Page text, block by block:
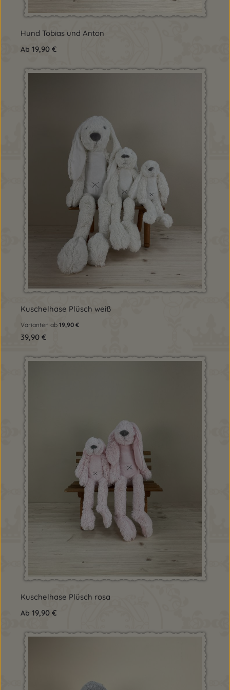
Hund Tobias und Anton
Regulärer Preis:
Ab 19,90 €
Kuschelhase Plüsch weiß
Varianten ab 19,90 €
Regulärer Preis:
39,90 €
Kuschelhase Plüsch rosa
Regulärer Preis:
Ab 19,90 €